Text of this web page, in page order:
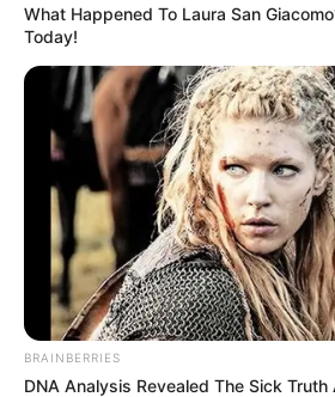
What Happened To Laura San
Today!
BRAINBERRIES
DNA Analysis Revealed The Sick